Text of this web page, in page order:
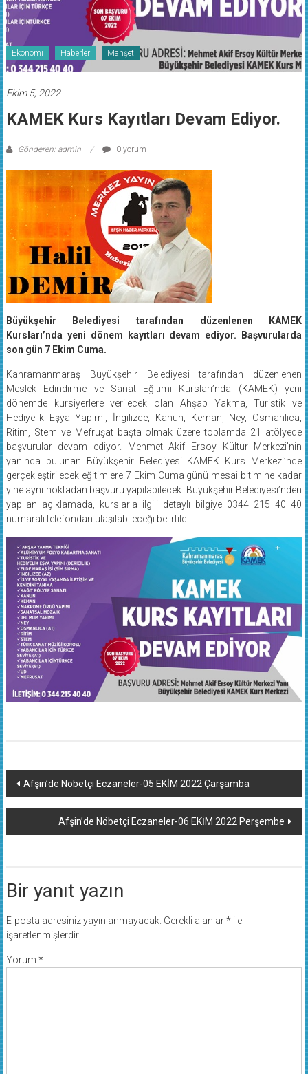
Ekonomi Haberler Manşet
Ekim 5, 2022
KAMEK Kurs Kayıtları Devam Ediyor.
Gönderen: admin 0 yorum
Büyükşehir Belediyesi tarafından düzenlenen KAMEK
Kursları’nda yeni dönem kayıtları devam ediyor. Başvurularda
son gün 7 Ekim Cuma.
Kahramanmaraş Büyükşehir Belediyesi tarafından düzenlenen
Meslek Edindirme ve Sanat Eğitimi Kursları’nda (KAMEK) yeni
dönemde kursiyerlere verilecek olan Ahşap Yakma, Turistik ve
Hediyelik Eşya Yapımı, İngilizce, Kanun, Keman, Ney, Osmanlıca,
Ritim, Stem ve Mefruşat başta olmak üzere toplamda 21 atölyede
başvurular devam ediyor. Mehmet Akif Ersoy Kültür Merkezi’nin
yanında bulunan Büyükşehir Belediyesi KAMEK Kurs Merkezi’nde
gerçekleştirilecek eğitimlere 7 Ekim Cuma günü mesai bitimine kadar
yine aynı noktadan başvuru yapılabilecek. Büyükşehir Belediyesi’nden
yapılan açıklamada, kurslarla ilgili detaylı bilgiye 0344 215 40 40
numaralı telefondan ulaşılabileceği belirtildi.
Yazı
dolaşımı
Afşin’de Nöbetçi Eczaneler-05 EKİM 2022 Çarşamba
Afşin’de Nöbetçi Eczaneler-06 EKİM 2022 Perşembe
Bir yanıt yazın
E-posta adresiniz yayınlanmayacak. Gerekli alanlar*ile
işaretlenmişlerdir
Yorum *